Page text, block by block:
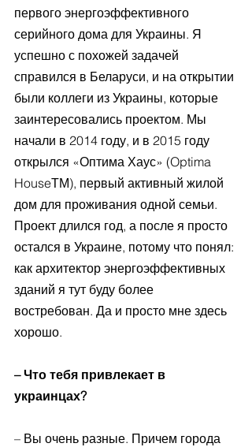
первого энергоэффективного
серийного дома для Украины. Я
успешно с похожей задачей
справился в Беларуси, и на открытии
были коллеги из Украины, которые
заинтересовались проектом. Мы
начали в 2014 году, и в 2015 году
открылся «Оптима Хаус» (Optima
HouseТМ), первый активный жилой
дом для проживания одной семьи.
Проект длился год, а после я просто
остался в Украине, потому что понял:
как архитектор энергоэффективных
зданий я тут буду более
востребован. Да и просто мне здесь
хорошо.
– Что тебя привлекает в
украинцах?
– Вы очень разные. Причем города